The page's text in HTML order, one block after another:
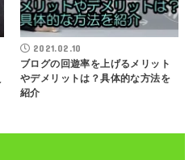
2021.02.10
ブログの回遊率を上げるメリット
やデメリットは？具体的な方法を
紹介